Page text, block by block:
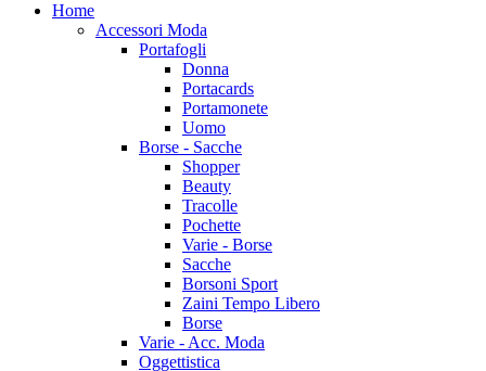
Home
Accessori Moda
Portafogli
Donna
Portacards
Portamonete
Uomo
Borse - Sacche
Shopper
Beauty
Tracolle
Pochette
Varie - Borse
Sacche
Borsoni Sport
Zaini Tempo Libero
Borse
Varie - Acc. Moda
Oggettistica